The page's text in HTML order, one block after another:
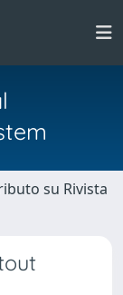
su Rivista